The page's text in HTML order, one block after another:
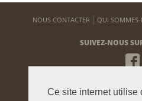
Ce site internet utilise
NOUS CONTACTER QUI
SUIVEZ-NOUS